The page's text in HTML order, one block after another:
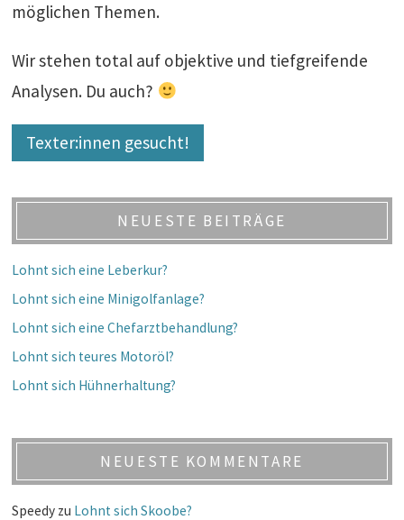
möglichen Themen.
Wir stehen total auf objektive und tiefgreifende
Analysen. Du auch?
Texter:innen gesucht!
NEUESTE BEITRÄGE
Lohnt sich eine Leberkur?
Lohnt sich eine Minigolfanlage?
Lohnt sich eine Chefarztbehandlung?
Lohnt sich teures Motoröl?
Lohnt sich Hühnerhaltung?
NEUESTE KOMMENTARE
Speedy zu Lohnt sich Skoobe?